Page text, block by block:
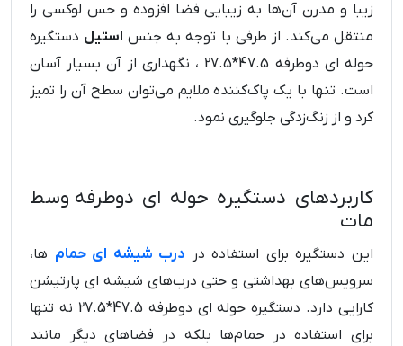
زیبا و مدرن آن‌ها به زیبایی فضا افزوده و حس لوکسی را
منتقل می‌کند. از طرفی با توجه به جنس استیل دستگیره
حوله ای دوطرفه 47.5*27.5 ، نگهداری از آن بسیار آسان
است. تنها با یک پاک‌کننده ملایم می‌توان سطح آن را تمیز
کرد و از زنگ‌زدگی جلوگیری نمود.
کاربردهای دستگیره حوله ای دوطرفه وسط
مات
این دستگیره برای استفاده در درب شیشه ای حمام‌ ها،
سرویس‌های بهداشتی و حتی درب‌های شیشه ای پارتیشن
کارایی دارد. دستگیره حوله ای دوطرفه 47.5*27.5 نه تنها
برای استفاده در حمام‌ها بلکه در فضاهای دیگر مانند